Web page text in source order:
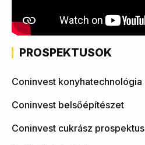
PROSPEKTUSOK
Coninvest konyhatechnológia
Coninvest belsőépítészet
Coninvest cukrász prospektus